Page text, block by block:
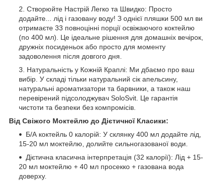
Створюйте Настрій Легко та Швидко: Просто
додайте... лід і газовану воду! З однієї пляшки 500 мл ви
отримаєте 33 повноцінні порції освіжаючого коктейлю
(по 400 мл). Це ідеальне рішення для домашніх вечірок,
дружніх посиденьок або просто для моменту
задоволення після довгого дня.
Натуральність у Кожній Краплі: Ми дбаємо про ваш
вибір. У складі тільки натуральний сік апельсину,
натуральні ароматизатори та барвники, а також наш
перевірений підсолоджувач SoloSvit. Це гарантія
чистоти та безпеки без компромісів.
Від Свіжого Моктейлю до Дієтичної Класики:
Б/А коктейль 0 калорій: У склянку 400 мл додайте лід,
15-20 мл моктейлю, долийте сильногазованої води.
Дієтична класична інтерпретація (32 калорії): Лід + 15-
20 мл моктейлю + 40 мл просекко + газована вода
доверху.